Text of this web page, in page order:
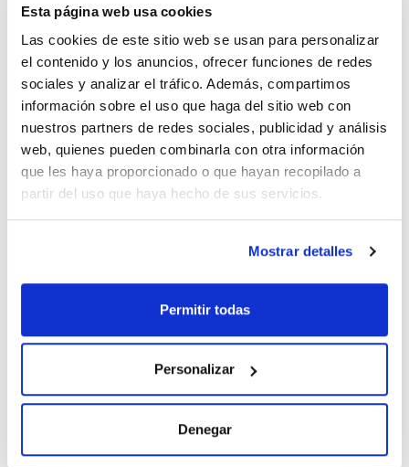
Esta página web usa cookies
Las cookies de este sitio web se usan para personalizar
el contenido y los anuncios, ofrecer funciones de redes
sociales y analizar el tráfico. Además, compartimos
información sobre el uso que haga del sitio web con
nuestros partners de redes sociales, publicidad y análisis
web, quienes pueden combinarla con otra información
que les haya proporcionado o que hayan recopilado a
partir del uso que haya hecho de sus servicios.
Mostrar detalles
Permitir todas
Personalizar
Denegar
Dimensiones (mm) : 200x170x30
Peso (g) : 740
Pack (u.) : 1
Para mantener enfriadas las muestras de laboratorio,
medicinas, comida, etc.
Seguro para comida, lavable en lavavajillas y reutilizable.
Ver más
Documentación técnica
TDS / Ficha técnica
Regístrate para
descargas
COA
Regístrate para
descargas
productos marca Scharlau habitualmente en stock,